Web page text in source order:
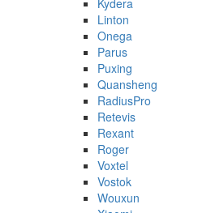
Linton
Onega
Parus
Puxing
Quansheng
RadiusPro
Retevis
Rexant
Roger
Voxtel
Vostok
Wouxun